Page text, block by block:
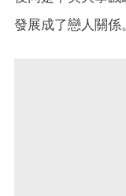
發展成了戀人關係。